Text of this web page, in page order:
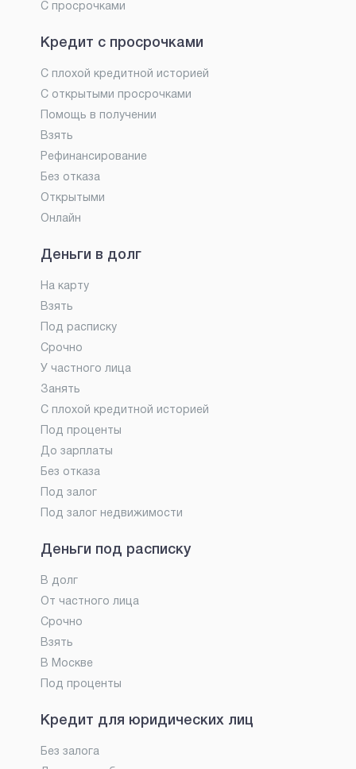
С просрочками
Кредит с просрочками
С плохой кредитной историей
С открытыми просрочками
Помощь в получении
Взять
Рефинансирование
Без отказа
Открытыми
Онлайн
Деньги в долг
На карту
Взять
Под расписку
Срочно
У частного лица
Занять
С плохой кредитной историей
Под проценты
До зарплаты
Без отказа
Под залог
Под залог недвижимости
Деньги под расписку
В долг
От частного лица
Срочно
Взять
В Москве
Под проценты
Кредит для юридических лиц
Без залога